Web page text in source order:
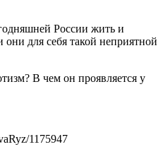
России жить и
они для себя такой неприятной
В чем он проявляется у
1175947